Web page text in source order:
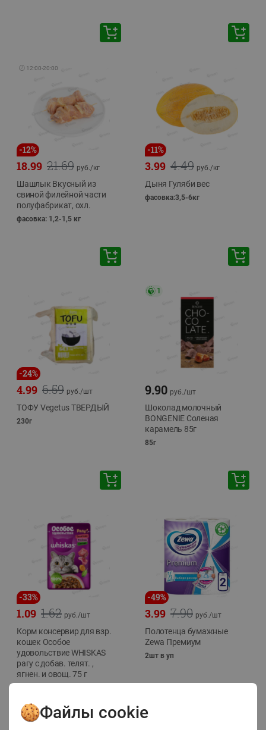
🕘 12:00-20:00
-12%
21.69
18.99 руб./кг
Шашлык Вкусный из
свиной филейной части
полуфабрикат, охл.
фасовка: 1,2-1,5 кг
-11%
4.49
3.99 руб./кг
Дыня Гуляби вес
фасовка:3,5-6кг
-24%
6.59
4.99 руб./шт
ТОФУ Vegetus ТВЕРДЫЙ
230г
1
9.90 руб./шт
Шоколад молочный
BONGENIE Соленая
карамель 85г
85г
-33%
1.62
1.09 руб./шт
Корм консервир для взр.
кошек Особое
удовольствие WHISKAS
рагу с добав. телят. ,
ягнен. и овощ. 75 г
-49%
7.90
3.99 руб./шт
Полотенца бумажные
Zewa Премиум
2шт в уп
Файлы cookie